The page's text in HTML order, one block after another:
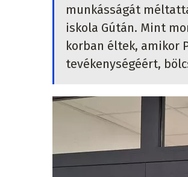
munkásságát
iskola Gútán. Mint
korban éltek, amikor
tevékenységéért,